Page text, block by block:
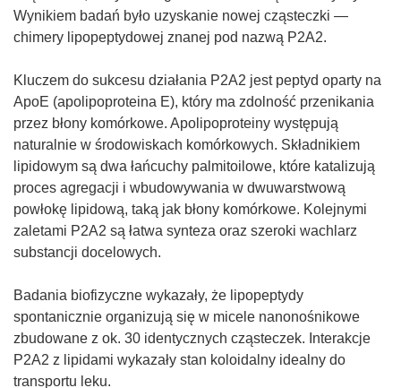
Wynikiem badań było uzyskanie nowej cząsteczki —
chimery lipopeptydowej znanej pod nazwą P2A2.
Kluczem do sukcesu działania P2A2 jest peptyd oparty na
ApoE (apolipoproteina E), który ma zdolność przenikania
przez błony komórkowe. Apolipoproteiny występują
naturalnie w środowiskach komórkowych. Składnikiem
lipidowym są dwa łańcuchy palmitoilowe, które katalizują
proces agregacji i wbudowywania w dwuwarstwową
powłokę lipidową, taką jak błony komórkowe. Kolejnymi
zaletami P2A2 są łatwa synteza oraz szeroki wachlarz
substancji docelowych.
Badania biofizyczne wykazały, że lipopeptydy
spontanicznie organizują się w micele nanonośnikowe
zbudowane z ok. 30 identycznych cząsteczek. Interakcje
P2A2 z lipidami wykazały stan koloidalny idealny do
transportu leku.